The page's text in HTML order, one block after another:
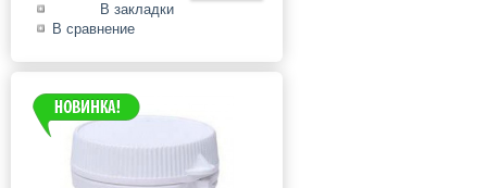
В закладки
В сравнение